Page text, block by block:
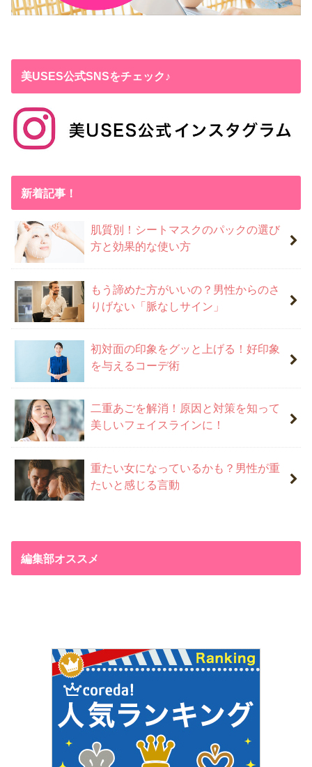
美USES公式SNSをチェック♪
新着記事！
肌質別！シートマスクのパックの選び
方と効果的な使い方
もう諦めた方がいいの？男性からのさ
りげない「脈なしサイン」
初対面の印象をグッと上げる！好印象
を与えるコーデ術
二重あごを解消！原因と対策を知って
美しいフェイスラインに！
重たい女になっているかも？男性が重
たいと感じる言動
編集部オススメ